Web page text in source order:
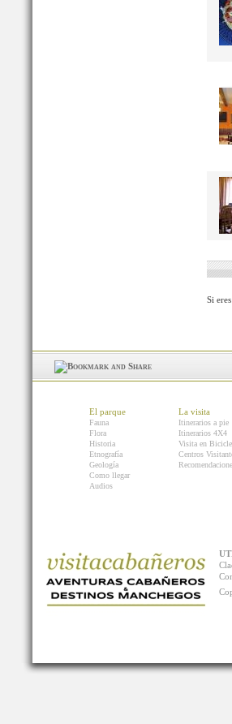
Si
El parque
Fauna
Flora
Historia
Etnografía
Geología
Como llegar
Audios
La visita
Itinerarios a pie
Itinerarios 4X4
Visita en
Centros